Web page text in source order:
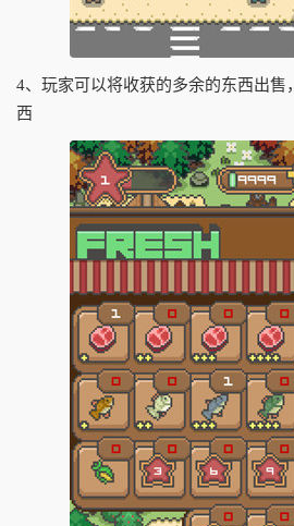
4、玩家可以将收获的多余的东西出售
西